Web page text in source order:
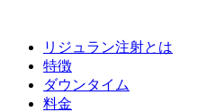
リジュラン注射とは
特徴
ダウンタイム
料金